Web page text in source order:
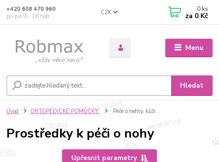
Menu
CZK
Hledat
+420 608 470 960
po-pá 9 - 16 hod.
0 ks
za 0 Kč
Úvod ORTOPEDICKÉ POMŮCKY Péče o nehty, kůži...
Prostředky k péči o nohy
Upřesnit parametry